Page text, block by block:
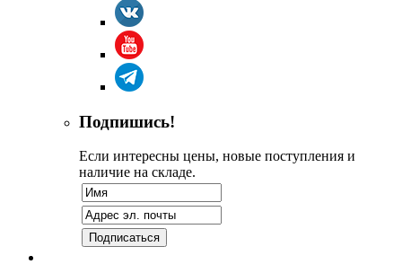
Подпишись!
Если интересны цены, новые поступления и
наличие на складе.